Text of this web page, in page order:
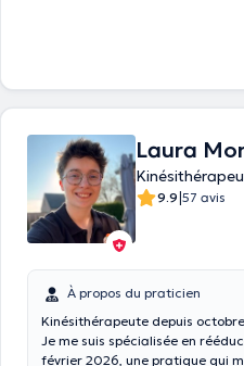
Laura
9.9|57 avis
À propos du praticien
Kinésithérapeute depuis
Je me suis spécialisée en
février 2026, une pratique qui